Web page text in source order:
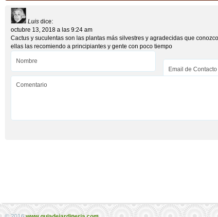
Luis dice:
octubre 13, 2018 a las 9:24 am
Cactus y suculentas son las plantas más silvestres y agradecidas que
ellas las recomiendo a principiantes y gente con poco tiempo